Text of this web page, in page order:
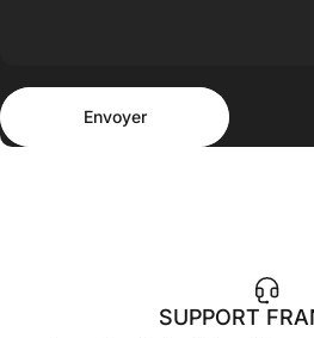
Envoyer
Envoyer
SUPPORT